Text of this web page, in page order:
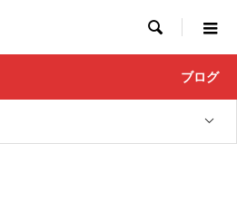

ブログ